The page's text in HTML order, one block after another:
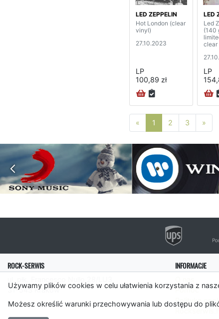
Używamy plików cookies w celu ułatwienia korzystania z
Możesz określić warunki przechowywania lub dostępu do
LED ZEPPELIN
Hot London (clear
vinyl)
27.10.2023
LP
100,89 zł
LED
Led
(140
clear
LP
« Poprzednia strona
1 2 3 »
ROCK-SERWIS
31-543 Kraków
INFORMACJE
Pomoc
Polityka